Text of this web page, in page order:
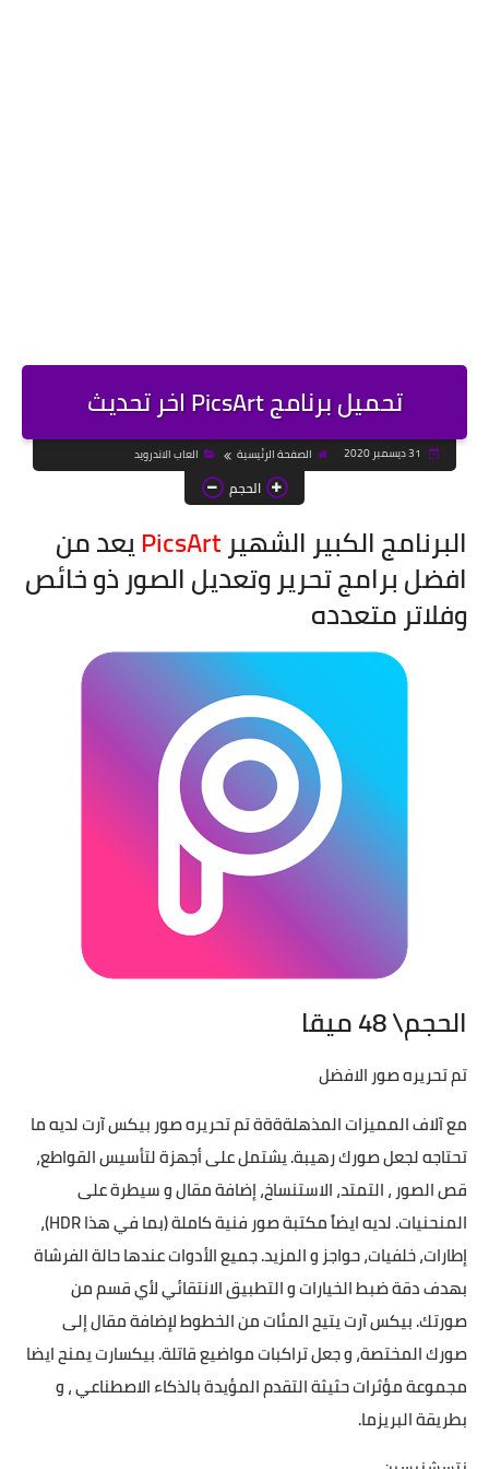
تحميل برنامج PicsArt اخر تحديث
الصفحة الرئيسية العاب الاندرويد
الحجم
البرنامج الكبير الشهيرPicsArtيعد من
افضل برامج تحرير وتعديل الصور ذو خائص
وفلاتر متعدده
الحجم\ 48 ميقا
تم تحريره صور الافضل
مع آلاف المميزات المذهلةةةة تم تحريره صور بيكس آرت لديه ما
تحتاجه لجعل صورك رهيبة. يشتمل على أجهزة لتأسيس القواطع،
قص الصور ، التمتد، الاستنساخ، إضافة مقال و سيطرة على
المنحنيات. لديه ايضاً مكتبة صور فنية كاملة (بما في هذا HDR)،
إطارات، خلفيات، حواجز و المزيد. جميع الأدوات عندها حالة الفرشاة
بهدف دقة ضبط الخيارات و التطبيق الانتقائي لأي قسم من
صورتك. بيكس آرت يتيح المئات من الخطوط لإضافة مقال إلى
صورك المختصة، و جعل تراكبات مواضيع قاتلة. بيكسارت يمنح ايضا
مجموعة مؤثرات حثيثة التقدم المؤيدة بالذكاء الاصطناعي ، و
بطريقة البريزما.